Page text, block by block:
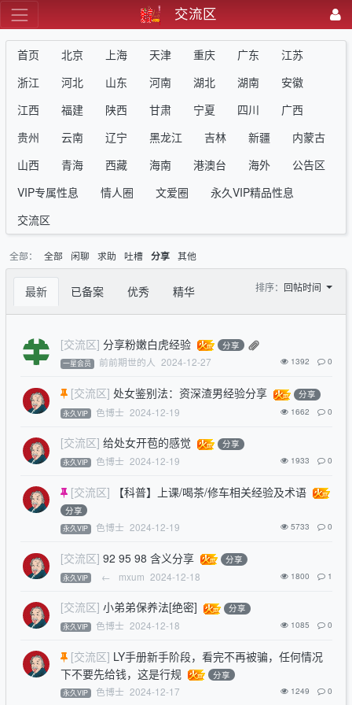
交流区
首页 北京 上海 天津 重庆 广东
江苏
浙江
河北 山东 河南 湖北 湖南
安徽
江西
福建 陕西 甘肃 宁夏 四川
广西
贵州
云南 辽宁 黑龙江 吉林 新疆
内蒙古
山西
青海 西藏 海南 港澳台 海外
公告区
VIP专属性息
情人圈 文爱圈
永久VIP精品性息
交流区
全部： 全部 闲聊 求助 吐槽 分享 其他
最新 已备案 优秀 精华 排序： 回帖时间
[交流区] 分享粉嫩白虎经验 分享
一星会员 前前期世的人 2024-12-27 1392 0
[交流区] 处女鉴别法：资深渣男经验分享 分享
永久VIP 色博士 2024-12-19 1662 0
[交流区] 给处女开苞的感觉 分享
永久VIP 色博士 2024-12-19 1933 0
[交流区] 【科普】上课/喝茶/修车相关经验及术语
分享
永久VIP 色博士 2024-12-19 5733 0
[交流区] 92 95 98 含义分享 分享
永久VIP ← mxum 2024-12-18 1800 1
[交流区] 小弟弟保养法[绝密] 分享
永久VIP 色博士 2024-12-18 1085 0
[交流区] LY手册新手阶段，看完不再被骗，任何情况
下不要先给钱，这是行规
分享
永久VIP 色博士 2024-12-17 1249 0